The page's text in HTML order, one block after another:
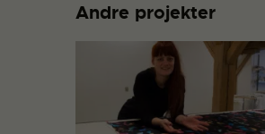
Andre projekter